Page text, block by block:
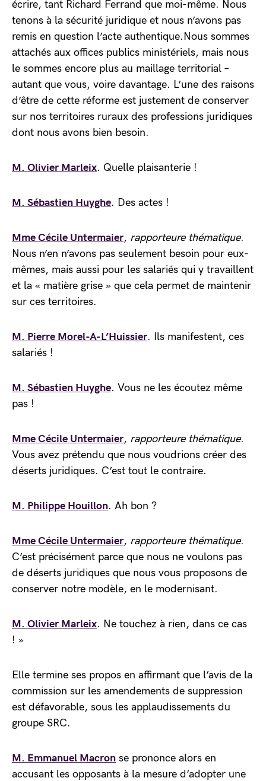
écrire, tant Richard Ferrand que moi-même. Nous
tenons à la sécurité juridique et nous n’avons pas
remis en question l’acte authentique.Nous sommes
attachés aux offices publics ministériels, mais nous
le sommes encore plus au maillage territorial –
autant que vous, voire davantage. L’une des raisons
d’être de cette réforme est justement de conserver
sur nos territoires ruraux des professions juridiques
dont nous avons bien besoin.
M. Olivier Marleix. Quelle plaisanterie !
M. Sébastien Huyghe. Des actes !
Mme Cécile Untermaier, rapporteure thématique.
Nous n’en n’avons pas seulement besoin pour eux-
mêmes, mais aussi pour les salariés qui y travaillent
et la « matière grise » que cela permet de maintenir
sur ces territoires.
M. Pierre Morel-A-L’Huissier. Ils manifestent, ces
salariés !
M. Sébastien Huyghe. Vous ne les écoutez même
pas !
Mme Cécile Untermaier, rapporteure thématique.
Vous avez prétendu que nous voudrions créer des
déserts juridiques. C’est tout le contraire.
M. Philippe Houillon. Ah bon ?
Mme Cécile Untermaier, rapporteure thématique.
C’est précisément parce que nous ne voulons pas
de déserts juridiques que nous vous proposons de
conserver notre modèle, en le modernisant.
M. Olivier Marleix. Ne touchez à rien, dans ce cas
! »
Elle termine ses propos en affirmant que l’avis de la
commission sur les amendements de suppression
est défavorable, sous les applaudissements du
groupe SRC.
M. Emmanuel Macron se prononce alors en
accusant les opposants à la mesure d’adopter une